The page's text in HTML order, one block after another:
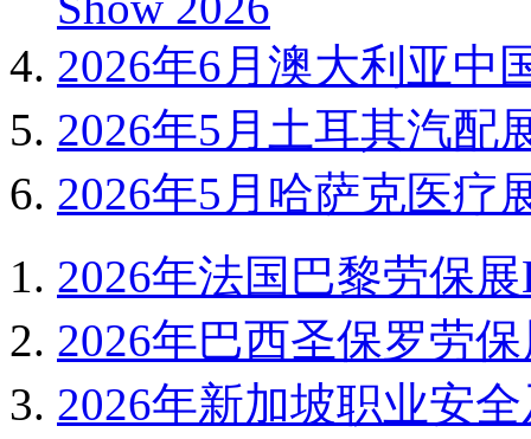
2026年6月澳大利亚中
2026年5月土耳其汽配
2026年5月哈萨克医疗
2026年法国巴黎劳保
2026年巴西圣保罗劳保
2026年新加坡职业安